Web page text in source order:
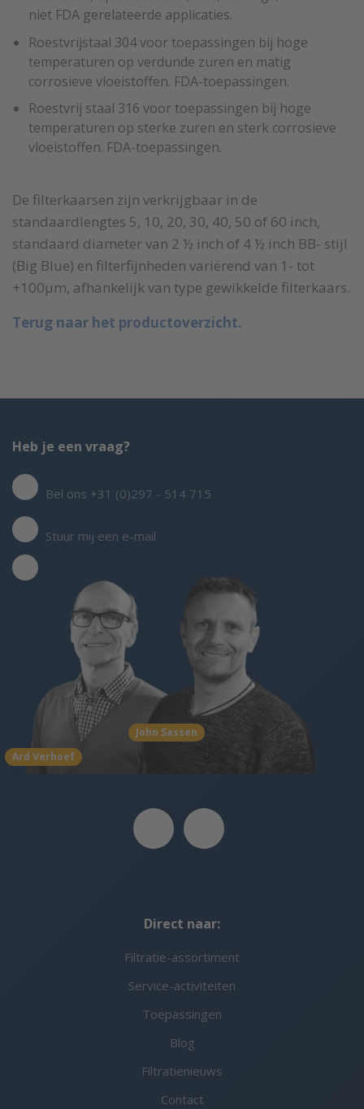
niet FDA gerelateerde applicaties.
Roestvrijstaal 304 voor toepassingen bij hoge
temperaturen op verdunde zuren en matig
corrosieve vloeistoffen. FDA-toepassingen.
Roestvrij staal 316 voor toepassingen bij hoge
temperaturen op sterke zuren en sterk corrosieve
vloeistoffen. FDA-toepassingen.
De filterkaarsen zijn verkrijgbaar in de
standaardlengtes 5, 10, 20, 30, 40, 50 of 60 inch,
standaard diameter van 2 ½ inch of 4 ½ inch BB- stijl
(Big Blue) en filterfijnheden variërend van 1- tot
+100µm, afhankelijk van type gewikkelde filterkaars.
Terug naar het productoverzicht.
Ard Verhoef
John Sassen
Heb je een vraag?
Bel ons +31 (0)297 - 514 715
Stuur mij een e-mail
Direct naar:
Filtratie-assortiment
Service-activiteiten
Toepassingen
Blog
Filtratienieuws
Contact